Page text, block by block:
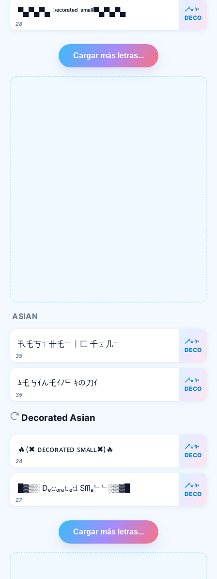
28
▀▄▀▄▀▄ ᴰᵉᶜᵒʳᵃᵗᵉᵈ ˢᵐᵃˡˡ▀▄▀▄▀▄
🪄⋆✨
DECO
Cargar más letras...
ASIAN
35
卂乇丂ㄒ卄乇ㄒ丨匚 千ㄖ几ㄒ
🪄⋆✨
DECO
35
ﾑ乇丂ｲん乇ｲﾉᄃ ｷの刀ｲ
🪄⋆✨
DECO
Decorated Asian
24
🔥(✖ ᴅᴇᴄᴏʀᴀᴛᴇᴅ ꜱᴍᴀʟʟ✖)🔥
🪄⋆✨
DECO
27
█▓▒░ Dₑ𝚌ₒᵣₐ𝚝ₑ𝚍 Sᗰₐᄂᄂ░▒▓█
🪄⋆✨
DECO
Cargar más letras...